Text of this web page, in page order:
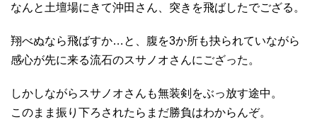
なんと土壇場にきて沖田さん、突きを飛ばしたでござる。
翔べぬなら飛ばすか…と、腹を3か所も抉られていながら
感心が先に来る流石のスサノオさんにござった。
しかしながらスサノオさんも無装剣をぶっ放す途中。
このまま振り下ろされたらまだ勝負はわからんぞ。